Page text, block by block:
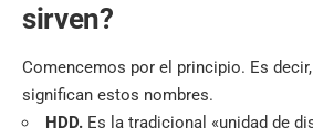
sirven?
Comencemos por el principio. Es
significan estos nombres.
HDD. Es la tradicional «unidad de